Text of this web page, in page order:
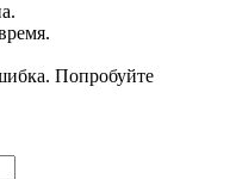
Попробуйте